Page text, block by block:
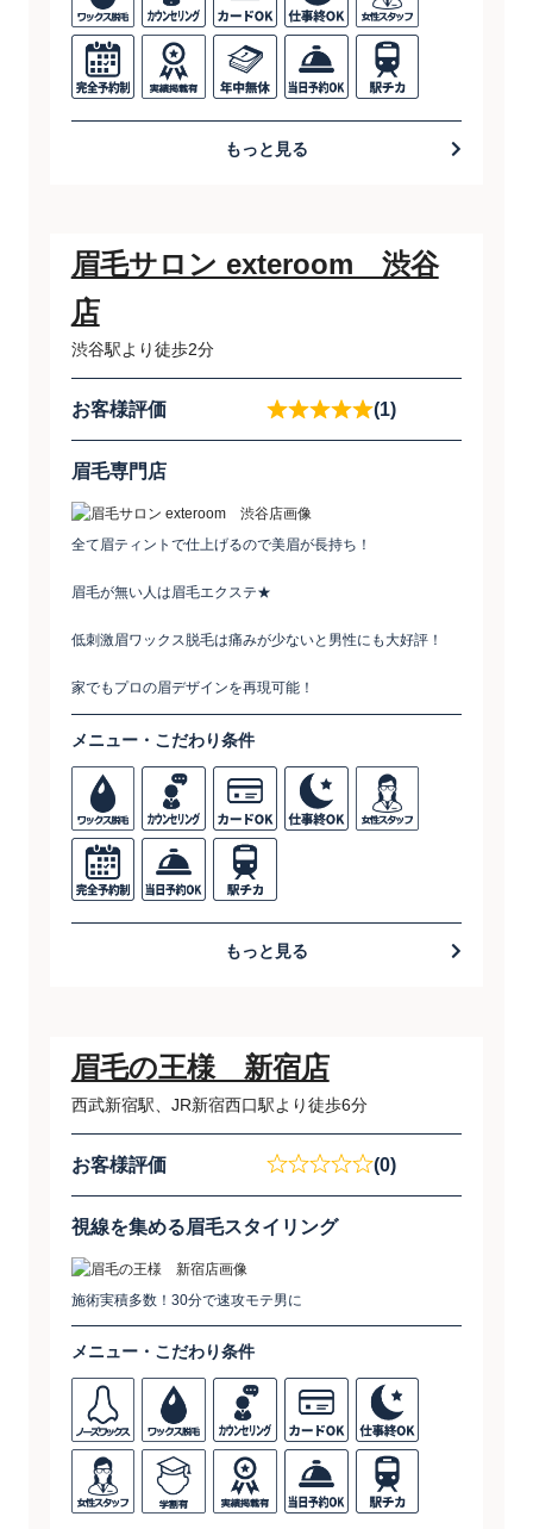
もっと見る
眉毛サロン exteroom 渋谷
店
渋谷駅より徒歩2分
お客様評価 (1)
眉毛専門店
全て眉ティントで仕上げるので美眉が長持ち！
眉毛が無い人は眉毛エクステ★
低刺激眉ワックス脱毛は痛みが少ないと男性にも大好評！
家でもプロの眉デザインを再現可能！
メニュー・こだわり条件
もっと見る
眉毛の王様 新宿店
西武新宿駅、JR新宿西口駅より徒歩6分
お客様評価 (0)
視線を集める眉毛スタイリング
施術実積多数！30分で速攻モテ男に
メニュー・こだわり条件